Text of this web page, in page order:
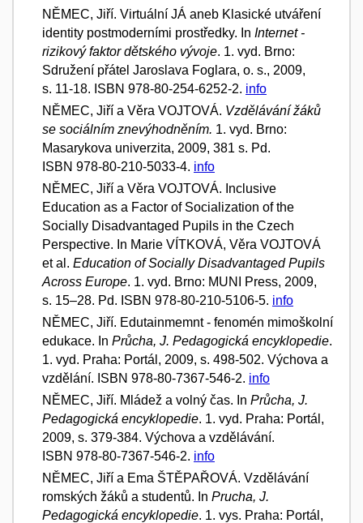
NĚMEC, Jiří. Virtuální JÁ aneb Klasické utváření
identity postmoderními prostředky. In Internet -
rizikový faktor dětského vývoje. 1. vyd. Brno:
Sdružení přátel Jaroslava Foglara, o. s., 2009,
s. 11-18. ISBN 978-80-254-6252-2. info
NĚMEC, Jiří a Věra VOJTOVÁ. Vzdělávání žáků
se sociálním znevýhodněním. 1. vyd. Brno:
Masarykova univerzita, 2009, 381 s. Pd.
ISBN 978-80-210-5033-4. info
NĚMEC, Jiří a Věra VOJTOVÁ. Inclusive
Education as a Factor of Socialization of the
Socially Disadvantaged Pupils in the Czech
Perspective. In Marie VÍTKOVÁ, Věra VOJTOVÁ
et al. Education of Socially Disadvantaged Pupils
Across Europe. 1. vyd. Brno: MUNI Press, 2009,
s. 15–28. Pd. ISBN 978-80-210-5106-5. info
NĚMEC, Jiří. Edutainmemnt - fenomén mimoškolní
edukace. In Průcha, J. Pedagogická encyklopedie.
1. vyd. Praha: Portál, 2009, s. 498-502. Výchova a
vzdělání. ISBN 978-80-7367-546-2. info
NĚMEC, Jiří. Mládež a volný čas. In Průcha, J.
Pedagogická encyklopedie. 1. vyd. Praha: Portál,
2009, s. 379-384. Výchova a vzdělávání.
ISBN 978-80-7367-546-2. info
NĚMEC, Jiří a Ema ŠTĚPAŘOVÁ. Vzdělávání
romských žáků a studentů. In Prucha, J.
Pedagogická encyklopedie. 1. vys. Praha: Portál,